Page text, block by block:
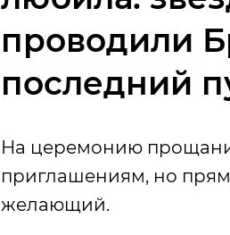
проводили
последний
На церемонию
приглашениям, но
желающий.